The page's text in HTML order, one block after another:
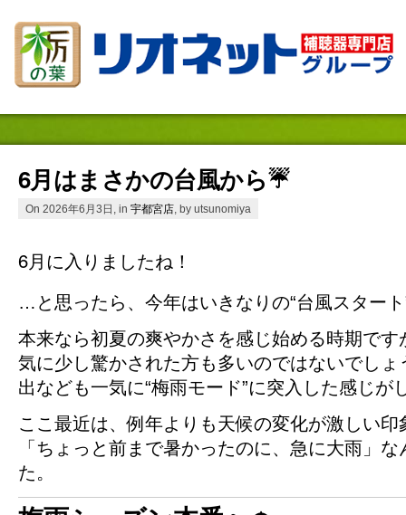
6月はまさかの台風から☔️
On 2026年6月3日, in 宇都宮店 , by utsunomiya
6月に入りましたね！
…と思ったら、今年はいきなりの“台風スタート
本来なら初夏の爽やかさを感じ始める時期で
気に少し驚かされた方も多いのではないでし
出なども一気に“梅雨モード”に突入した感じが
ここ最近は、例年よりも天候の変化が激しい印
「ちょっと前まで暑かったのに、急に大雨」
た。